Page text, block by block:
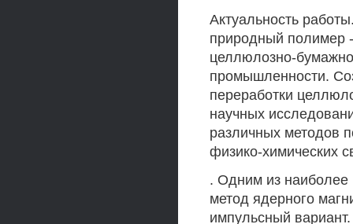
Актуальность
природный полимер
целлюлозно-
промышленности.
переработки
научных
различных методов
физико-химических
. Одним из наиболее
метод ядерного
импульсный вариант.